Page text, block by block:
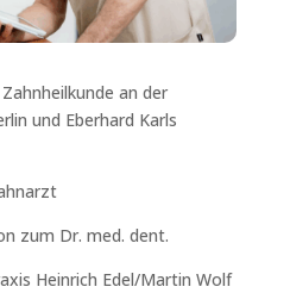
an der
und Eberhard Karls
zum Dr. med. dent.
Heinrich Edel/Martin Wolf